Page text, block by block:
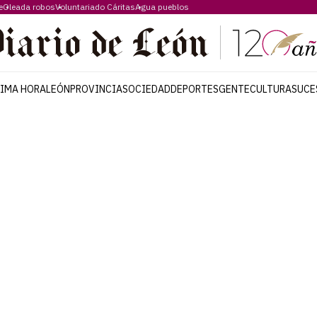
Oleada robosVoluntariado CáritasAgua pueblos
HORALEÓNPROVINCIASOCIEDADDEPORTESGENTECULTURA